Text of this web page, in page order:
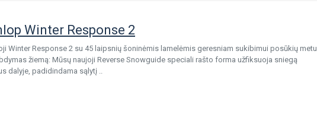
Winter Response 2
Winter Response 2 su 45 laipsnių šoninėmis lamelėmis geresniam sukibimui posūkių metu
žiemą: Mūsų naujoji Reverse Snowguide speciali rašto forma užfiksuoja sniegą
dalyje, padidindama sąlytį ..